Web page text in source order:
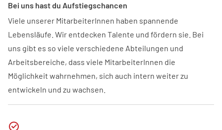
Bei uns hast du Aufstiegschancen
Viele unserer MitarbeiterInnen haben spannende
Lebensläufe. Wir entdecken Talente und fördern sie. Bei
uns gibt es so viele verschiedene Abteilungen und
Arbeitsbereiche, dass viele MitarbeiterInnen die
Möglichkeit wahrnehmen, sich auch intern weiter zu
entwickeln und zu wachsen.